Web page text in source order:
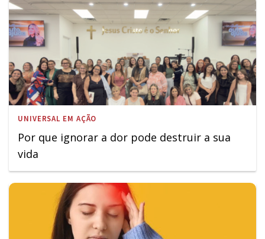
UNIVERSAL EM AÇÃO
Por que ignorar a dor pode destruir a sua
vida